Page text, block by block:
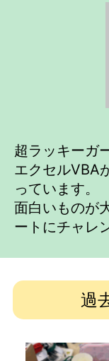
超ラッキーガ
エクセルVBA
っています。
面白いものが
ートにチャレ
過